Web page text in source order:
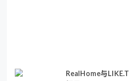
RealHome与